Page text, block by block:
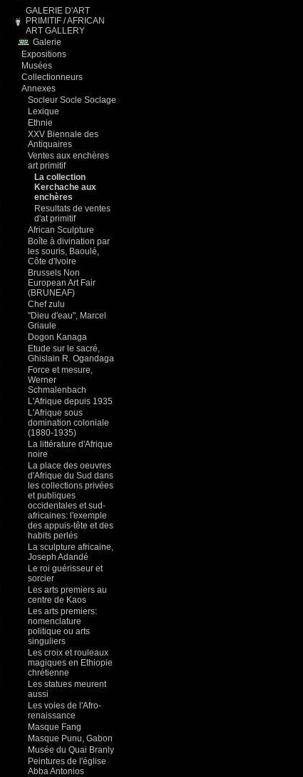
GALERIE D'ART
PRIMITIF / AFRICAN
ART GALLERY
Galerie
Expositions
Musées
Collectionneurs
Annexes
Socleur Socle Soclage
Lexique
Ethnie
XXV Biennale des
Antiquaires
Ventes aux enchères
art primitif
La collection
Kerchache aux
enchères
Resultats de ventes
d'at primitif
African Sculpture
Boîte à divination par
les souris, Baoulé,
Côte d'Ivoire
Brussels Non
European Art Fair
(BRUNEAF)
Chef zulu
"Dieu d'eau", Marcel
Griaule
Dogon Kanaga
Etude sur le sacré,
Ghislain R. Ogandaga
Force et mesure,
Werner
Schmalenbach
L'Afrique depuis 1935
L'Afrique sous
domination coloniale
(1880-1935)
La littérature d'Afrique
noire
La place des oeuvres
d'Afrique du Sud dans
les collections privées
et publiques
occidentales et sud-
africaines: l'exemple
des appuis-tête et des
habits perlés
La sculpture africaine,
Joseph Adandé
Le roi guérisseur et
sorcier
Les arts premiers au
centre de Kaos
Les arts premiers:
nomenclature
politique ou arts
singuliers
Les croix et rouleaux
magiques en Ethiopie
chrétienne
Les statues meurent
aussi
Les voies de l'Afro-
renaissance
Masque Fang
Masque Punu, Gabon
Musée du Quai Branly
Peintures de l'église
Abba Antonios